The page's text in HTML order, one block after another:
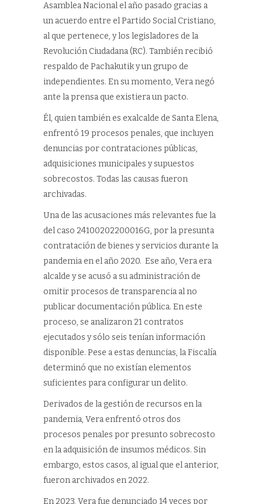
Asamblea Nacional el año pasado gracias a
un acuerdo entre el Partido Social Cristiano,
al que pertenece, y los legisladores de la
Revolución Ciudadana (RC). También recibió
respaldo de Pachakutik y un grupo de
independientes. En su momento, Vera negó
ante la prensa que existiera un pacto.
Él, quien también es exalcalde de Santa Elena,
enfrentó 19 procesos penales, que incluyen
denuncias por contrataciones públicas,
adquisiciones municipales y supuestos
sobrecostos. Todas las causas fueron
archivadas.
Una de las acusaciones más relevantes fue la
del caso 24100202200016G, por la presunta
contratación de bienes y servicios durante la
pandemia en el año 2020. Ese año, Vera era
alcalde y se acusó a su administración de
omitir procesos de transparencia al no
publicar documentación pública. En este
proceso, se analizaron 21 contratos
ejecutados y sólo seis tenían información
disponible. Pese a estas denuncias, la Fiscalía
determinó que no existían elementos
suficientes para configurar un delito.
Derivados de la gestión de recursos en la
pandemia, Vera enfrentó otros dos
procesos penales por presunto sobrecosto
en la adquisición de insumos médicos. Sin
embargo, estos casos, al igual que el anterior,
fueron archivados en 2022.
En 2023, Vera fue denunciado 14 veces por